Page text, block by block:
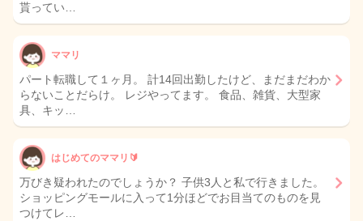
貰ってい…
ママリ
パート転職して１ヶ月。 計14回出勤したけど、まだまだわか
らないことだらけ。 レジやってます。 食品、雑貨、大型家
具、キッ…
はじめてのママリ🔰
万びき疑われたのでしょうか？ 子供3人と私で行きました。
ショッピングモールに入って1分ほどでお目当てのものを見
つけてレ…